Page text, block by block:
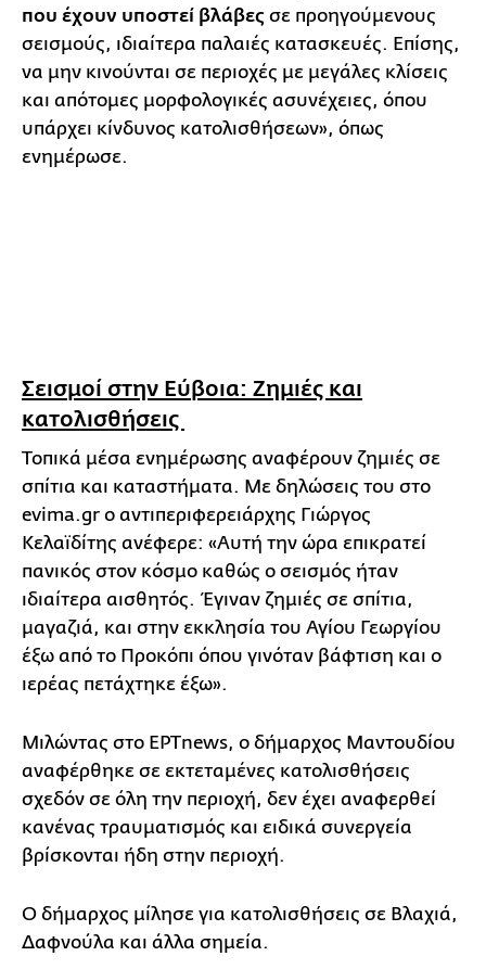
που έχουν υποστεί βλάβες σε προηγούμενους
σεισμούς, ιδιαίτερα παλαιές κατασκευές. Επίσης,
να μην κινούνται σε περιοχές με μεγάλες κλίσεις
και απότομες μορφολογικές ασυνέχειες, όπου
υπάρχει κίνδυνος κατολισθήσεων», όπως
ενημέρωσε.
Σεισμοί στην Εύβοια: Ζημιές και
κατολισθήσεις
Τοπικά μέσα ενημέρωσης αναφέρουν ζημιές σε
σπίτια και καταστήματα. Με δηλώσεις του στο
evima.gr ο αντιπεριφερειάρχης Γιώργος
Κελαϊδίτης ανέφερε: «Αυτή την ώρα επικρατεί
πανικός στον κόσμο καθώς ο σεισμός ήταν
ιδιαίτερα αισθητός. Έγιναν ζημιές σε σπίτια,
μαγαζιά, και στην εκκλησία του Αγίου Γεωργίου
έξω από το Προκόπι όπου γινόταν βάφτιση και ο
ιερέας πετάχτηκε έξω».
Μιλώντας στο ΕΡΤnews, ο δήμαρχος Μαντουδίου
αναφέρθηκε σε εκτεταμένες κατολισθήσεις
σχεδόν σε όλη την περιοχή, δεν έχει αναφερθεί
κανένας τραυματισμός και ειδικά συνεργεία
βρίσκονται ήδη στην περιοχή.
Ο δήμαρχος μίλησε για κατολισθήσεις σε Βλαχιά,
Δαφνούλα και άλλα σημεία.